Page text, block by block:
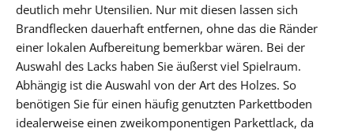
deutlich mehr Utensilien. Nur mit diesen lassen sich
Brandflecken dauerhaft entfernen, ohne das die Ränder
einer lokalen Aufbereitung bemerkbar wären. Bei der
Auswahl des Lacks haben Sie äußerst viel Spielraum.
Abhängig ist die Auswahl von der Art des Holzes. So
benötigen Sie für einen häufig genutzten Parkettboden
idealerweise einen zweikomponentigen Parkettlack, da